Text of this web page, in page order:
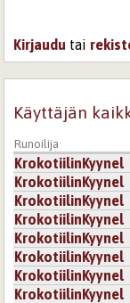
Kirjaudu tai
Käyttäjän
Runoilija
KrokotiilinKyynel
KrokotiilinKyynel
KrokotiilinKyynel
KrokotiilinKyynel
KrokotiilinKyynel
KrokotiilinKyynel
KrokotiilinKyynel
KrokotiilinKyynel